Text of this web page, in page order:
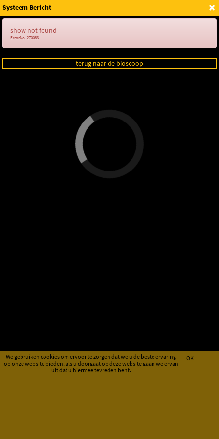
Login
We gebruiken cookies om ervoor te zorgen dat we u de beste ervaring
op onze website bieden, als u doorgaat op deze website gaan we ervan
uit dat u hiermee tevreden bent.
OK
×
Systeem Bericht
show not found
ErrorNo. 270083
terug naar de bioscoop